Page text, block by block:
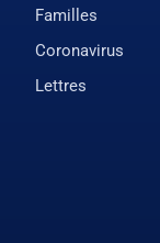
Familles
Coronavirus
Lettres